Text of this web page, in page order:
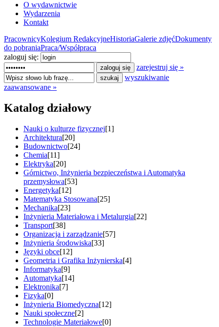
O wydawnictwie
Wydarzenia
Kontakt
PracownicyKolegium RedakcyjneHistoriaGalerie zdjęćDokumenty
do pobraniaPraca/Współpraca
zaloguj się:
zarejestruj się »
wyszukiwanie
zaawansowane »
Katalog działowy
Nauki o kulturze fizycznej[1]
Architektura[20]
Budownictwo[24]
Chemia[11]
Elektryka[20]
Górnictwo, Inżynieria bezpieczeństwa i Automatyka
przemysłowa[53]
Energetyka[12]
Matematyka Stosowana[25]
Mechanika[23]
Inżynieria Materiałowa i Metalurgia[22]
Transport[38]
Organizacja i zarządzanie[57]
Inżynieria środowiska[33]
Języki obce[12]
Geometria i Grafika Inżynierska[4]
Informatyka[9]
Automatyka[14]
Elektronika[7]
Fizyka[0]
Inżynieria Biomedyczna[12]
Nauki społeczne[2]
Technologie Materiałowe[0]